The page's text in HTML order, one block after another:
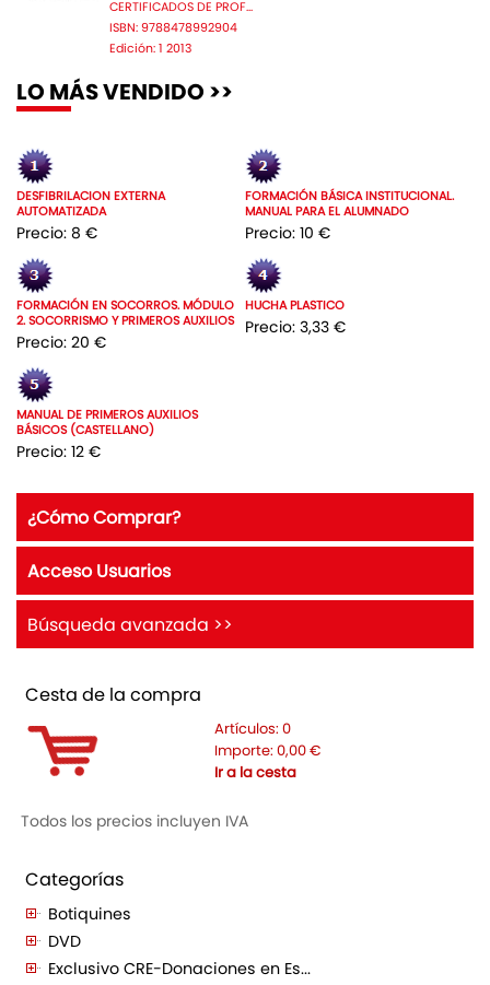
CERTIFICADOS DE PROF...
ISBN: 9788478992904
Edición: 1 2013
LO MÁS VENDIDO >>
DESFIBRILACION EXTERNA
AUTOMATIZADA
Precio: 8 €
FORMACIÓN BÁSICA INSTITUCIONAL.
MANUAL PARA EL ALUMNADO
Precio: 10 €
FORMACIÓN EN SOCORROS. MÓDULO
2. SOCORRISMO Y PRIMEROS AUXILIOS
Precio: 20 €
HUCHA PLASTICO
Precio: 3,33 €
MANUAL DE PRIMEROS AUXILIOS
BÁSICOS (CASTELLANO)
Precio: 12 €
¿Cómo Comprar?
Acceso Usuarios
Búsqueda avanzada >>
Cesta de la compra
Artículos: 0
Importe: 0,00 €
Ir a la cesta
Todos los precios incluyen IVA
Categorías
Botiquines
DVD
Exclusivo CRE-Donaciones en Es...